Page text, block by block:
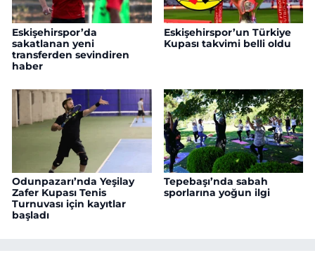
Eskişehirspor’da
sakatlanan yeni
transferden sevindiren
haber
Eskişehirspor’un Türkiye
Kupası takvimi belli oldu
Odunpazarı’nda Yeşilay
Zafer Kupası Tenis
Turnuvası için kayıtlar
başladı
Tepebaşı’nda sabah
sporlarına yoğun ilgi